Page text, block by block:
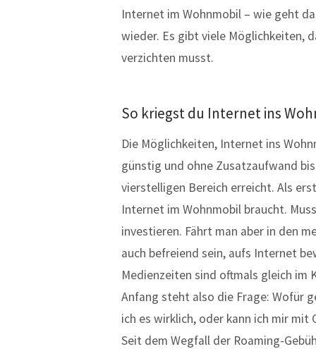
Internet im Wohnmobil – wie geht
wieder. Es gibt viele Möglichkeiten,
verzichten musst.
So kriegst du Internet ins
Die Möglichkeiten, Internet ins
günstig und ohne Zusatzaufwand
vierstelligen Bereich erreicht. Als
Internet im Wohnmobil braucht.
investieren. Fährt man aber in den
auch befreiend sein, aufs Internet
Medienzeiten sind oftmals gleich im
Anfang steht also die Frage: Wofür
ich es wirklich, oder kann ich mir mit
Seit dem Wegfall der Roaming-